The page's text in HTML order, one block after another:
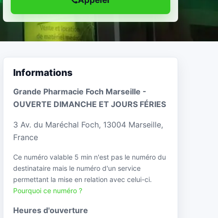
Informations
Grande Pharmacie Foch Marseille -
OUVERTE DIMANCHE ET JOURS FÉRIES
3 Av. du Maréchal Foch, 13004 Marseille,
France
Ce numéro valable 5 min n'est pas le numéro du
destinataire mais le numéro d'un service
permettant la mise en relation avec celui-ci.
Pourquoi ce numéro ?
Heures d'ouverture